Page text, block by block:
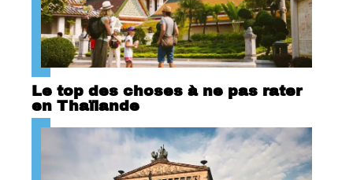
Le top des choses à ne pas rater
en Thaïlande